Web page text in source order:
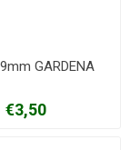
GARDENA
€3,50